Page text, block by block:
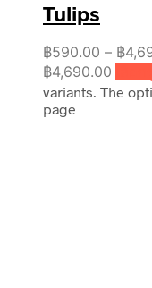
Tulips
฿590.00 – ฿
฿4,690.00
variants. The
page